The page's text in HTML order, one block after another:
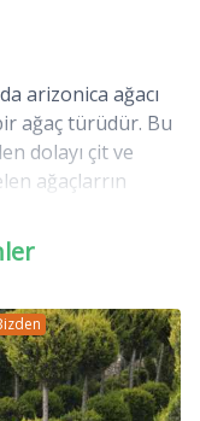
arizonica ağacı
ağaç türüdür. Bu
dolayı çit ve
ağaçlarrın
kesme özelliğide
şekiller verilen
arizonica glauca
olur.Çit ve rüzgar